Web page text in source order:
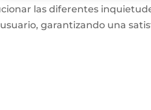
las diferentes
garantizando una